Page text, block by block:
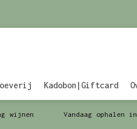
Kadobon|Giftcard
wijnen Vandaag ophalen